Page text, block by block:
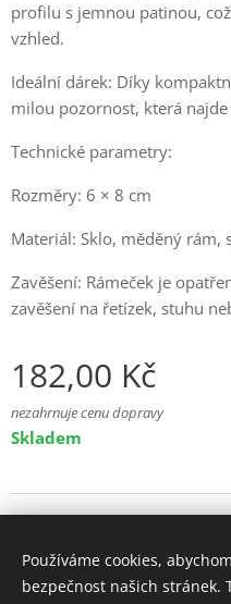
profilu s jemnou patinou,
vzhled.
Ideální dárek: Díky
milou pozornost, která
Technické parametry:
Rozměry: 6 × 8 cm
Materiál: Sklo, měděný rám,
Zavěšení: Rámeček je
zavěšení na řetízek, stuhu
182,00 Kč
nezahrnuje cenu dopravy
Skladem
Používáme cookies,
bezpečnost našich stránek.